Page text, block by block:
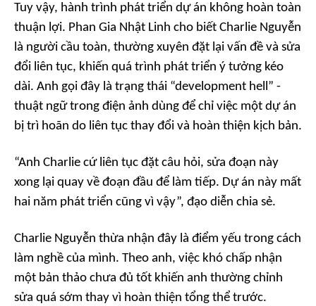
Tuy vậy, hành trình phát triển dự án không hoàn toàn
thuận lợi. Phan Gia Nhật Linh cho biết Charlie Nguyễn
là người cầu toàn, thường xuyên đặt lại vấn đề và sửa
đổi liên tục, khiến quá trình phát triển ý tưởng kéo
dài. Anh gọi đây là trạng thái “development hell” -
thuật ngữ trong điện ảnh dùng để chỉ việc một dự án
bị trì hoãn do liên tục thay đổi và hoàn thiện kịch bản.
“Anh Charlie cứ liên tục đặt câu hỏi, sửa đoạn này
xong lại quay về đoạn đầu để làm tiếp. Dự án này mất
hai năm phát triển cũng vì vậy”, đạo diễn chia sẻ.
Charlie Nguyễn thừa nhận đây là điểm yếu trong cách
làm nghề của mình. Theo anh, việc khó chấp nhận
một bản thảo chưa đủ tốt khiến anh thường chỉnh
sửa quá sớm thay vì hoàn thiện tổng thể trước.